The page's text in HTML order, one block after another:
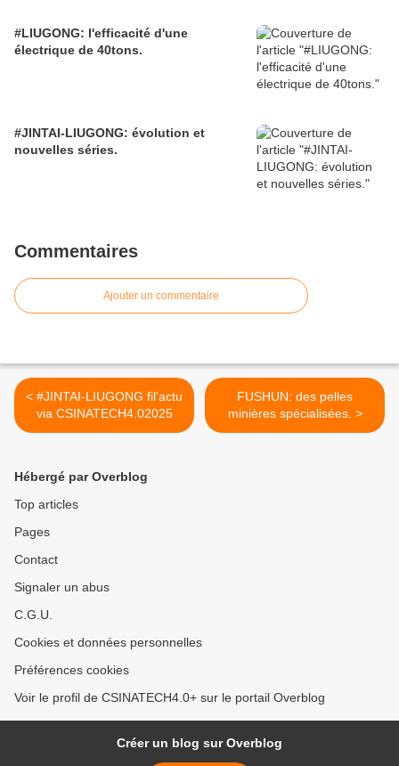
#LIUGONG: l'efficacité d'une
électrique de 40tons.
#JINTAI-LIUGONG: évolution et
nouvelles séries.
Commentaires
Ajouter un commentaire
< #JINTAI-LIUGONG fil'actu
via CSINATECH4.02025
FUSHUN: des pelles
minières spécialisées. >
Hébergé par Overblog
Top articles
Pages
Contact
Signaler un abus
C.G.U.
Cookies et données personnelles
Préférences cookies
Voir le profil de CSINATECH4.0+ sur le portail Overblog
Créer un blog sur Overblog